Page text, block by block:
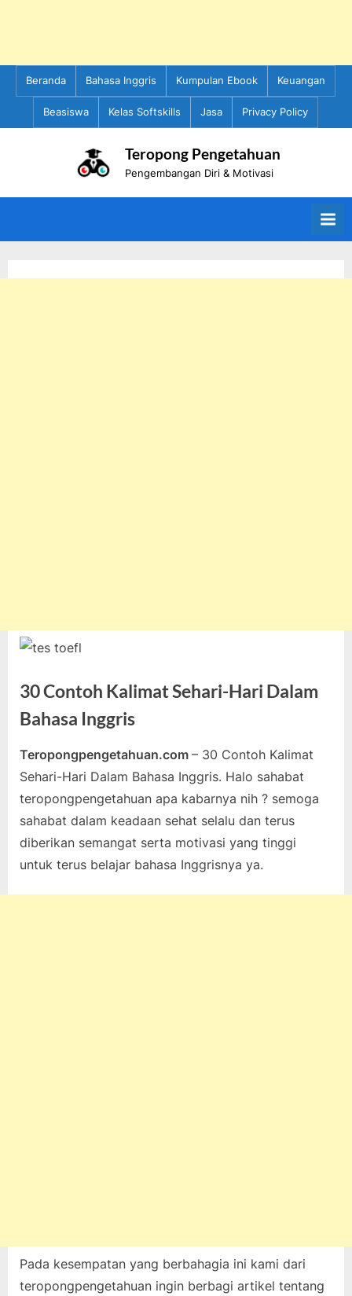
content
Beranda Bahasa Inggris Kumpulan Ebook Keuangan
Beasiswa Kelas Softskills Jasa Privacy Policy
Teropong Pengetahuan
Pengembangan Diri & Motivasi
30 Contoh Kalimat Sehari-Hari Dalam
Bahasa Inggris
Posted
on
25,
2022
komentar pada
30
Contoh
Kalimat
Dalam
Teropongpengetahuan.com – 30 Contoh Kalimat
Sehari-Hari Dalam Bahasa Inggris. Halo sahabat
teropongpengetahuan apa kabarnya nih ? semoga
sahabat dalam keadaan sehat selalu dan terus
diberikan semangat serta motivasi yang tinggi
untuk terus belajar bahasa Inggrisnya ya.
Pada kesempatan yang berbahagia ini kami dari
teropongpengetahuan ingin berbagi artikel tentang